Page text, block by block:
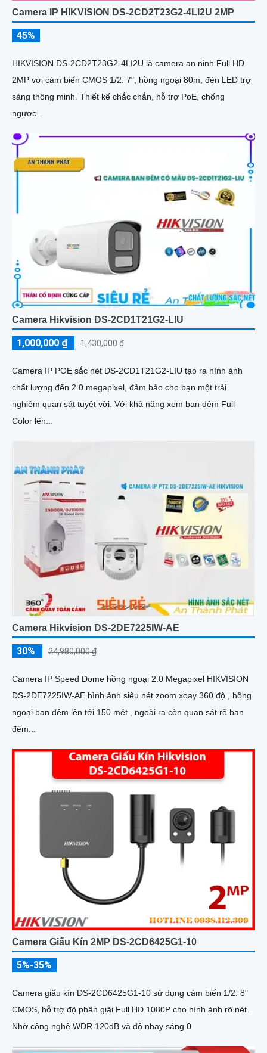
Camera IP HIKVISION DS-2CD2T23G2-4LI2U 2MP
45%
HIKVISION DS-2CD2T23G2-4LI2U là camera an ninh Full HD
2MP với cảm biến CMOS 1/2. 7", hồng ngoại 80m, đèn LED trợ
sáng thông minh. Thiết kế chắc chắn, hỗ trợ PoE, chống
ngược...
Camera Hikvision DS-2CD1T21G2-LIU
1,000,000 ₫ 1,430,000 ₫
Camera IP POE sắc nét DS-2CD1T21G2-LIU tạo ra hình ảnh
chất lượng đến 2.0 megapixel, đảm bảo cho bạn một trải
nghiệm quan sát tuyệt vời. Với khả năng xem ban đêm Full
Color lên...
Camera Hikvision DS-2DE7225IW-AE
30% 24,980,000 ₫
Camera IP Speed Dome hồng ngoại 2.0 Megapixel HIKVISION
DS-2DE7225IW-AE hình ảnh siêu nét zoom xoay 360 độ , hồng
ngoại ban đêm lên tới 150 mét , ngoài ra còn quan sát rõ ban
đêm...
Camera Giấu Kín 2MP DS-2CD6425G1-10
5%-35%
Camera giấu kín DS-2CD6425G1-10 sử dụng cảm biến 1/2. 8"
CMOS, hỗ trợ độ phân giải Full HD 1080P cho hình ảnh rõ nét.
Nhờ công nghệ WDR 120dB và độ nhạy sáng 0